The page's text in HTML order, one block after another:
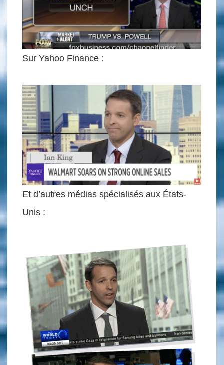
Sur Yahoo Finance :
Et d’autres médias spécialisés aux États-
Unis :